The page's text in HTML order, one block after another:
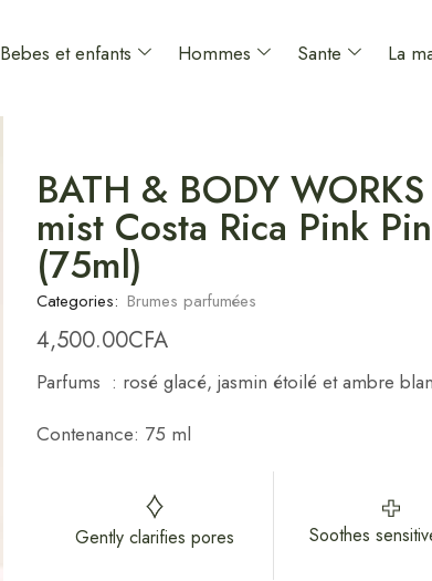
Bebes et enfants Hommes Sante La
BATH & BODY
mist Costa Rica Pink
(75ml)
Categories: Brumes parfumées
4,500.00CFA
Parfums : rosé glacé, jasmin étoilé et ambre
Contenance: 75 ml
Gently clarifies pores Soothes